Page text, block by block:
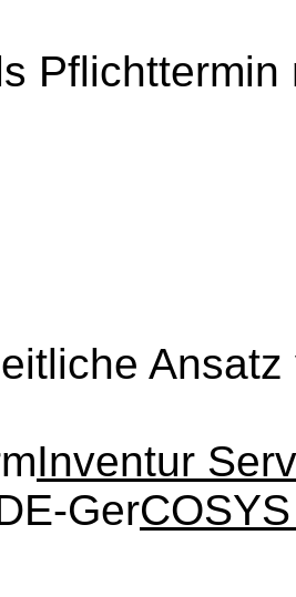
Inventur
Ger